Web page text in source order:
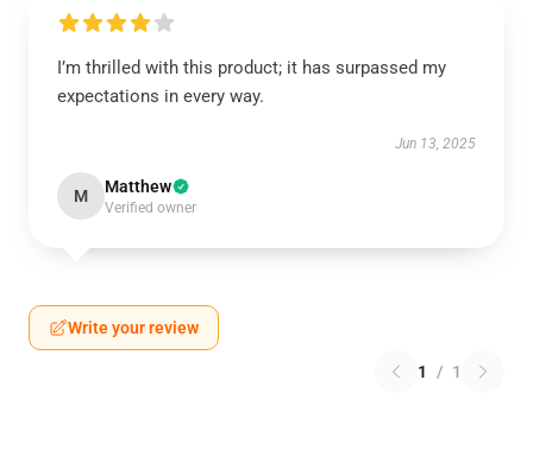
I’m thrilled with this product; it has surpassed my
expectations in every way.
Jun 13, 2025
M Matthew
Verified owner
Write your review
1 / 1